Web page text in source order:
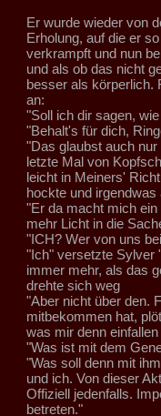
Er wurde wieder von
Erholung, auf die er
verkrampft und nun
und als ob das nicht
besser als körperlich.
an:
"Soll ich dir sagen,
"Behalt's für dich,
"Das glaubst auch
letzte Mal von
leicht in Meiners'
hockte und irgendwas
"Er da macht mich
mehr Licht in die
"ICH? Wer von uns
"Ich" versetzte Sylver
immer mehr, als das
drehte sich weg
"Aber nicht über den.
mitbekommen hat,
was mir denn
"Was ist mit dem
"Was soll denn mit
und ich. Von dieser
Offiziell jedenfalls.
betreten."